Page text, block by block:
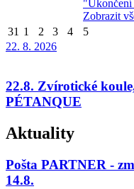
"Ukončení
Zobrazit
31 1 2 3 4 5
22. 8. 2026
22.8. Zvírotické
PÉTANQUE
Aktuality
Pošta PARTNER -
14.8.